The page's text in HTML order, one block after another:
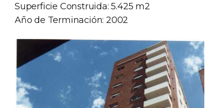
Superficie Construida: 5.425 m2
Año de Terminación: 2002